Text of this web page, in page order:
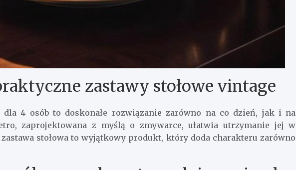
zastawy stołowe vintage
dla 4 osób to doskonałe rozwiązanie zarówno na co dzień, jak i na
zaprojektowana z myślą o zmywarce, ułatwia utrzymanie jej w
stołowa to wyjątkowy produkt, który doda charakteru zarówno